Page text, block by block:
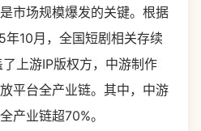
场规模爆发的关键。根据
10月，全国短剧相关存续
上游IP版权方，中游制作
平台全产业链。其中，中游
产业链超70%。